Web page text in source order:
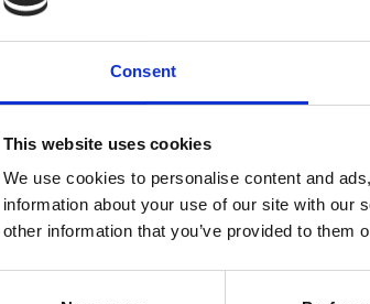
Consent
This website uses cookies
We use cookies to personalise content and
information about your use of our site with our
other information that you’ve provided to them